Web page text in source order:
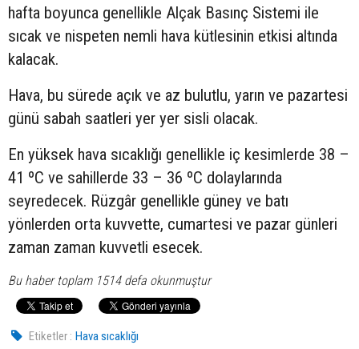
hafta boyunca genellikle Alçak Basınç Sistemi ile
sıcak ve nispeten nemli hava kütlesinin etkisi altında
kalacak.
Hava, bu sürede açık ve az bulutlu, yarın ve pazartesi
günü sabah saatleri yer yer sisli olacak.
En yüksek hava sıcaklığı genellikle iç kesimlerde 38 –
41 ºC ve sahillerde 33 – 36 ºC dolaylarında
seyredecek. Rüzgâr genellikle güney ve batı
yönlerden orta kuvvette, cumartesi ve pazar günleri
zaman zaman kuvvetli esecek.
Bu haber toplam 1514 defa okunmuştur
Etiketler : Hava sıcaklığı